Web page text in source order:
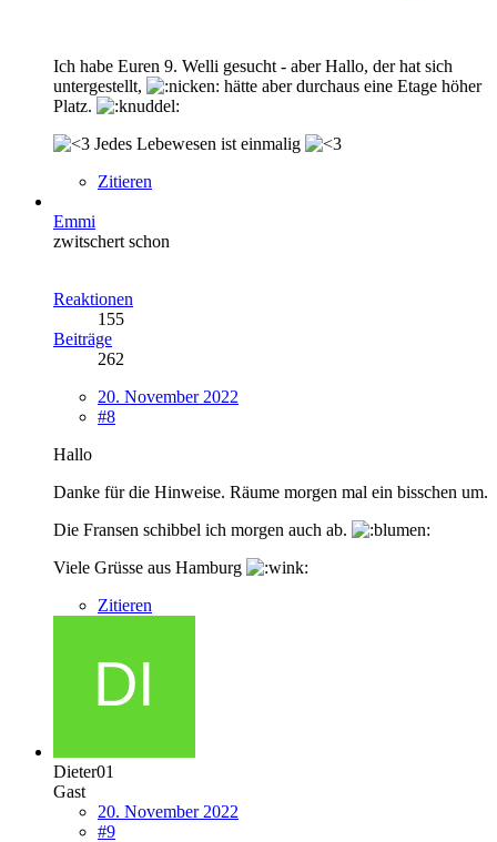
Ich habe Euren 9. Welli gesucht - aber Hallo, der hat sich
untergestellt,
hätte aber durchaus eine Etage höher
Platz.
Jedes Lebewesen ist einmalig
Zitieren
Emmi
zwitschert schon
Reaktionen
155
Beiträge
262
20. November 2022
#8
Hallo
Danke für die Hinweise. Räume morgen mal ein bisschen um.
Die Fransen schibbel ich morgen auch ab.
Viele Grüsse aus Hamburg
Zitieren
Dieter01
Gast
20. November 2022
#9